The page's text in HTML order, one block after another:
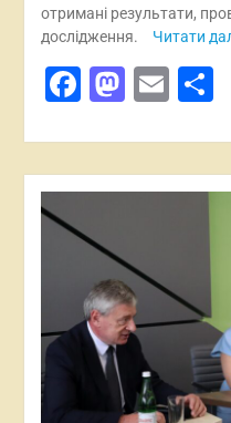
отримані результати,
дослідження.
Читати
Facebook